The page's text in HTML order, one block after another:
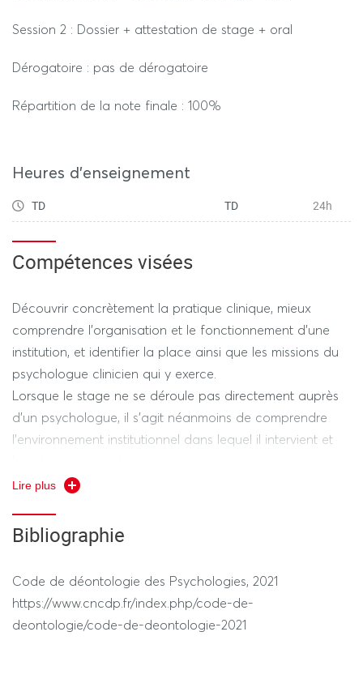
Session 2 : Dossier + attestation de stage + oral
Dérogatoire : pas de dérogatoire
Répartition de la note finale : 100%
Heures d'enseignement
TD TD 24h
Compétences visées
Découvrir concrètement la pratique clinique, mieux
comprendre l’organisation et le fonctionnement d’une
institution, et identifier la place ainsi que les missions du
psychologue clinicien qui y exerce.
Lorsque le stage ne se déroule pas directement auprès
d’un psychologue, il s’agit néanmoins de comprendre
l’environnement institutionnel dans lequel il intervient et
les différents professionnels. Le stagiaire doit également
observations et ses questionnements, et de rendre
compte de la découverte d’un cadre et d’une pratique
Lire plus
Bibliographie
Code de déontologie des Psychologies, 2021
https://www.cncdp.fr/index.php/code-de-
deontologie/code-de-deontologie-2021